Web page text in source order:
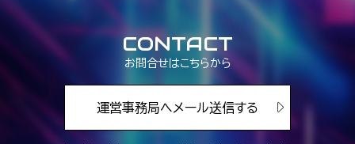
CONTACT
お問合せはこちらから
運営事務局へメール送信する